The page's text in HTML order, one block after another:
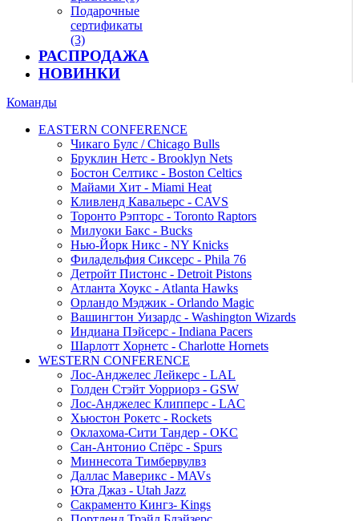
Подарочные
сертификаты
(3)
РАСПРОДАЖА
НОВИНКИ
Команды
EASTERN CONFERENCE
Чикаго Булс / Chicago Bulls
Бруклин Нетс - Brooklyn Nets
Бостон Селтикс - Boston Celtics
Майами Хит - Miami Heat
Кливленд Кавальерс - CAVS
Торонто Рэпторс - Toronto Raptors
Милуоки Бакс - Bucks
Нью-Йорк Никс - NY Knicks
Филадельфия Сиксерс - Phila 76
Детройт Пистонс - Detroit Pistons
Атланта Хоукс - Atlanta Hawks
Орландо Мэджик - Orlando Magic
Вашингтон Уизардс - Washington Wizards
Индиана Пэйсерс - Indiana Pacers
Шарлотт Хорнетс - Charlotte Hornets
WESTERN CONFERENCE
Лос-Анджелес Лейкерс - LAL
Голден Стэйт Уорриорз - GSW
Лос-Анджелес Клипперс - LAC
Хьюстон Рокетс - Rockets
Оклахома-Сити Тандер - OKC
Сан-Антонио Спёрс - Spurs
Миннесота Тимбервулвз
Даллас Маверикс - MAVs
Юта Джаз - Utah Jazz
Сакраменто Кингз- Kings